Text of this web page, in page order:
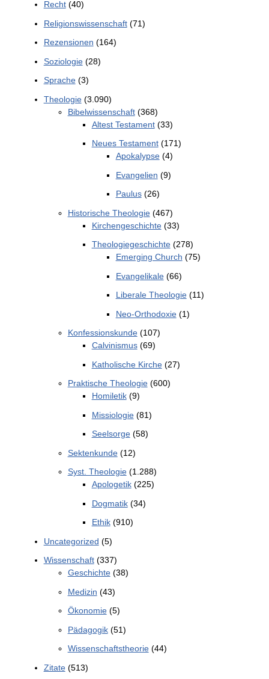
Recht(40)
Religionswissenschaft(71)
Rezensionen (164)
Soziologie(28)
Sprache(3)
Theologie(3.090)
Bibelwissenschaft(368)
Altest Testament(33)
Neues Testament(171)
Apokalypse(4)
Evangelien (9)
Paulus(26)
Historische Theologie(467)
Kirchengeschichte(33)
Theologiegeschichte(278)
Emerging Church (75)
Evangelikale(66)
Liberale Theologie(11)
Neo-Orthodoxie(1)
Konfessionskunde(107)
Calvinismus(69)
Katholische Kirche(27)
Praktische Theologie(600)
Homiletik(9)
Missiologie(81)
Seelsorge(58)
Sektenkunde(12)
Syst. Theologie(1.288)
Apologetik(225)
Dogmatik(34)
Ethik(910)
Uncategorized (5)
Wissenschaft(337)
Geschichte(38)
Medizin (43)
Ökonomie(5)
Pädagogik(51)
Wissenschaftstheorie(44)
Zitate(513)